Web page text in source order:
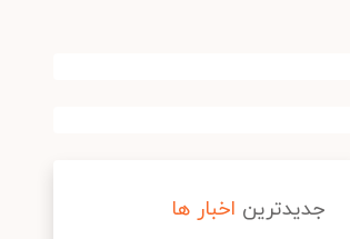
جدیدترین اخبار ها